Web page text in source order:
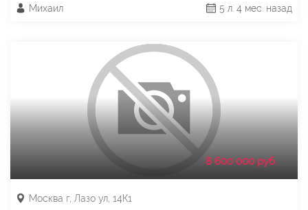
Михаил 5 л. 4 мес. назад
8 600 000 руб.
Москва г, Лазо ул, 14К1